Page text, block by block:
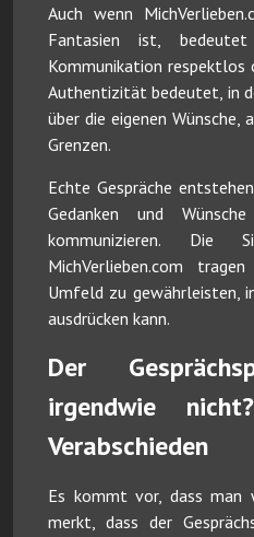
Auch wenn
Fantasien ist,
Kommunikation respektlos
Authentizität bedeutet, in
über die eigenen Wünsche,
Grenzen.
Echte Gespräche
Gedanken und
kommunizieren. Die
MichVerlieben.com
Umfeld zu gewährleisten,
ausdrücken kann.
Der
irgendwie
Verabschieden
Es kommt vor, dass man
merkt, dass der